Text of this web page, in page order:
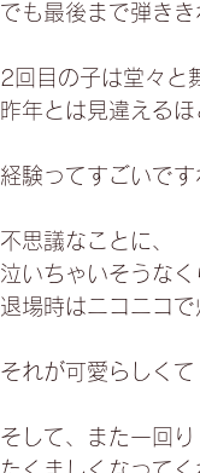
でも最後まで弾き
2回目の子は堂々と
昨年とは見違える
経験ってすごいです
不思議なことに、
泣いちゃいそうな
退場時はニコニコ
それが可愛らしくて
そして、また一回り